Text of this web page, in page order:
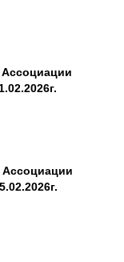
Ассоциации
Ассоциации